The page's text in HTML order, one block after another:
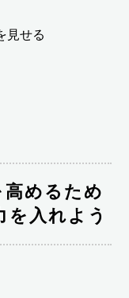
見せる
高めるため
入れよう